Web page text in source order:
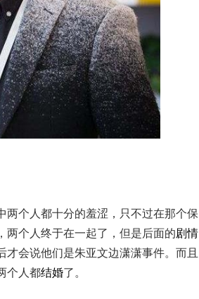
两个人都十分的羞涩，只不过在那个保
两个人终于在一起了，但是后面的剧情
会说他们是朱亚文边潇潇事件。而且
个人都结婚了。